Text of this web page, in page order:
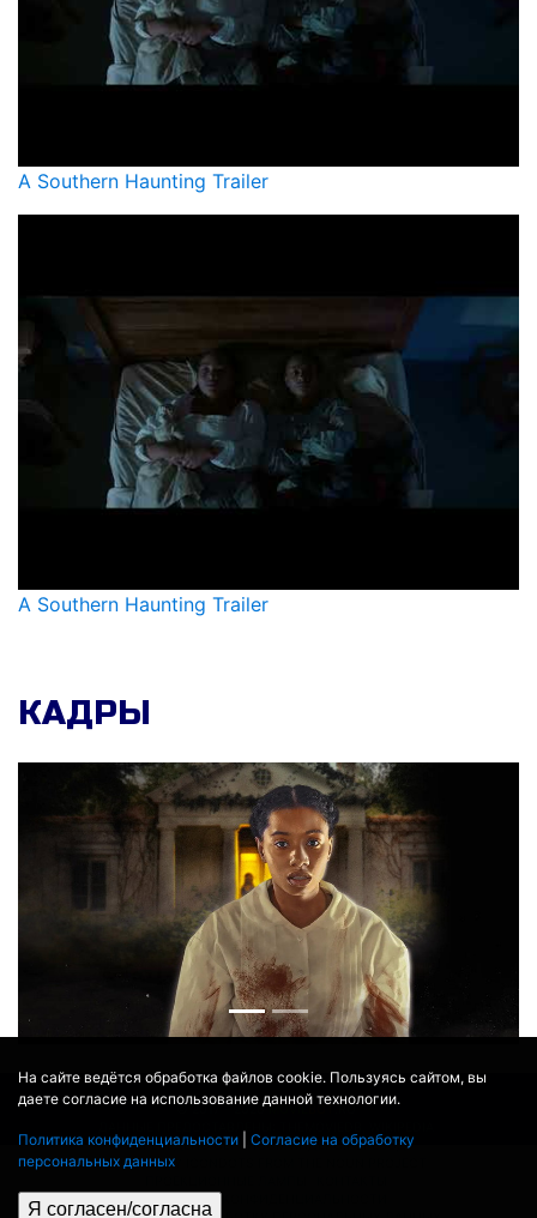
На сайте ведётся обработка файлов cookie. Пользуясь сайтом, вы
даете согласие на использование данной технологии.
Политика конфиденциальности
Согласие на обработку
персональных данных
Я согласен/согласна
A Southern Haunting Trailer
A Southern Haunting Trailer
КАДРЫ
© 2017 - 2026 MOVIE
ДАННЫЕ ПРЕДОСТАВЛЕНЫ:
ПЕРЕВЕДЕНО СЕРВИСОМЯНДЕКС.ПЕРЕВОД
THEATER BY ICONDOTS FROM THE NOUN PROJECT